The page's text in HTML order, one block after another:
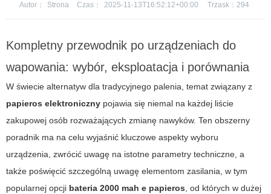
Autor： Strona Czas： 2025-11-13T16:52:12+00:00 Trzask： 294
Kompletny przewodnik po urządzeniach do
wapowania: wybór, eksploatacja i porównania
W świecie alternatyw dla tradycyjnego palenia, temat związany z
papieros elektroniczny pojawia się niemal na każdej liście
zakupowej osób rozważających zmianę nawyków. Ten obszerny
poradnik ma na celu wyjaśnić kluczowe aspekty wyboru
urządzenia, zwrócić uwagę na istotne parametry techniczne, a
także poświęcić szczególną uwagę elementom zasilania, w tym
popularnej opcji bateria 2000 mah e papieros, od których w dużej